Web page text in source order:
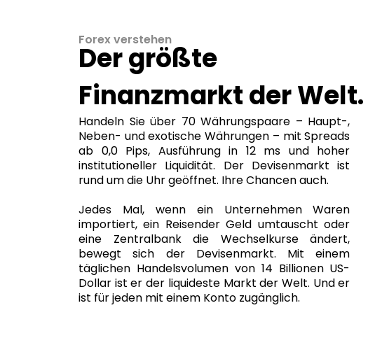
Forex verstehen
Der größte
Finanzmarkt der Welt.
Handeln Sie über 70 Währungspaare – Haupt-,
Neben- und exotische Währungen – mit Spreads
ab 0,0 Pips, Ausführung in 12 ms und hoher
institutioneller Liquidität. Der Devisenmarkt ist
rund um die Uhr geöffnet. Ihre Chancen auch.
Jedes Mal, wenn ein Unternehmen Waren
importiert, ein Reisender Geld umtauscht oder
eine Zentralbank die Wechselkurse ändert,
bewegt sich der Devisenmarkt. Mit einem
täglichen Handelsvolumen von 14 Billionen US-
Dollar ist er der liquideste Markt der Welt. Und er
ist für jeden mit einem Konto zugänglich.